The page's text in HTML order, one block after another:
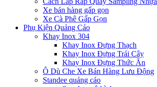
Xe bán hàng gấp gọn
Xe Cà Phê Gấp Gọn
Phụ Kiện Quảng Cáo
Khay Inox 304
Khay Inox Đựng Thạch
Khay Inox Đựng Trái Cây
Khay Inox Đựng Thức Ăn
Ô Dù Che Xe Bán Hàng Lưu Động
Standee quảng cáo